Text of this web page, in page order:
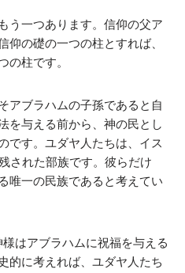
う一つあります。信仰の父ア
仰の礎の一つの柱とすれば、
の柱です。
アブラハムの子孫であると自
を与える前から、神の民とし
です。ユダヤ人たちは、イス
された部族です。彼らだけ
唯一の民族であると考えてい
はアブラハムに祝福を与える
的に考えれば、ユダヤ人たち